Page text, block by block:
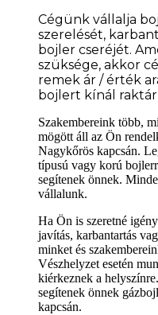
Cégünk vállalja
szerelését,
bojler cseréjét.
szüksége, akkor
remek ár / érték
bojlert kínál
Szakembereink több,
mögött áll az Ön
Nagykőrös kapcsán.
típusú vagy korú
segítenek önnek.
vállalunk.
Ha Ön is szeretné
javítás, karbantartás
minket és
Vészhelyzet esetén
kiérkeznek a
segítenek önnek
kapcsán.